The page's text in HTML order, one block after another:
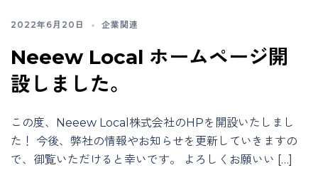
2022年6月20日 企業関連
Neeew Local ホームページ開
設しました。
この度、Neeew Local株式会社のHPを開設いたしまし
た！ 今後、弊社の情報やお知らせを更新していきますの
で、御覧いただけると幸いです。 よろしくお願いい […]